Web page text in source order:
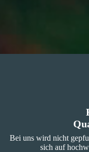
Bei uns wird nicht
sich auf